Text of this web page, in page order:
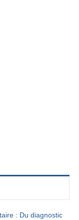
: Du diagnostic